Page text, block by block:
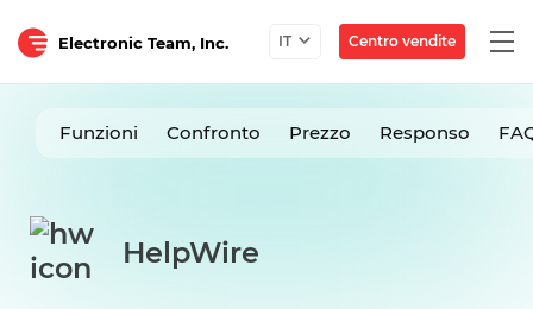
Electronic Team, Inc. IT Centro vendite
Funzioni Confronto Prezzo Responso
HelpWire